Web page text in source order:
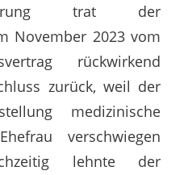
trat der
November 2023 vom
rückwirkend
zurück, weil der
medizinische
verschwiegen
lehnte der